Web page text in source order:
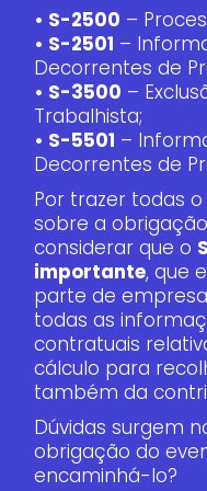
• S-2500 –
• S-2501 –
Decorrentes de
• S-3500 –
Trabalhista;
• S-5501 –
Decorrentes de
Por trazer todas
sobre a
considerar que o
importante, que
parte de
todas as
contratuais
cálculo para
também da
Dúvidas surgem
obrigação do
encaminhá-lo?